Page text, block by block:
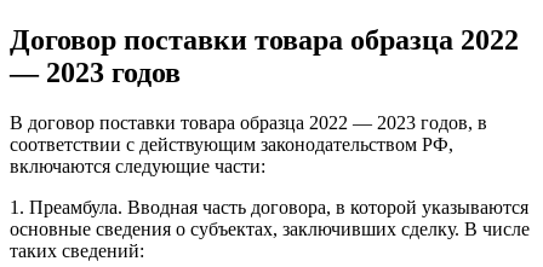
Договор поставки товара образца 2022
— 2023 годов
В договор поставки товара образца 2022 — 2023 годов, в
соответствии с действующим законодательством РФ,
включаются следующие части:
1. Преамбула. Вводная часть договора, в которой указываются
основные сведения о субъектах, заключивших сделку. В числе
таких сведений: